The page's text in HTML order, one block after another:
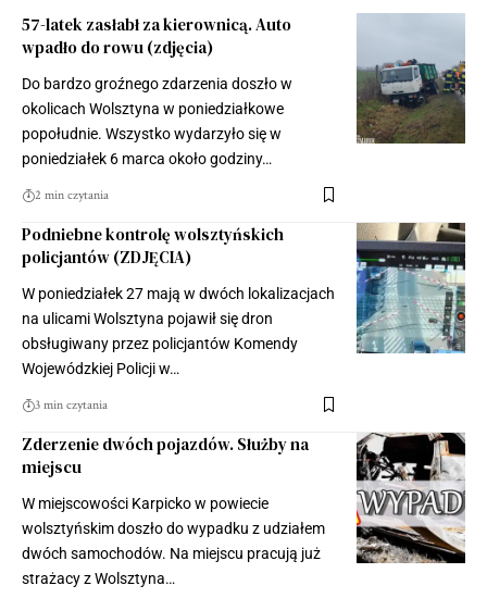
57-latek zasłabł za kierownicą. Auto
wpadło do rowu (zdjęcia)
Do bardzo groźnego zdarzenia doszło w
okolicach Wolsztyna w poniedziałkowe
popołudnie. Wszystko wydarzyło się w
poniedziałek 6 marca około godziny…
2 min czytania
Podniebne kontrolę wolsztyńskich
policjantów (ZDJĘCIA)
W poniedziałek 27 mają w dwóch lokalizacjach
na ulicami Wolsztyna pojawił się dron
obsługiwany przez policjantów Komendy
Wojewódzkiej Policji w…
3 min czytania
Zderzenie dwóch pojazdów. Służby na
miejscu
W miejscowości Karpicko w powiecie
wolsztyńskim doszło do wypadku z udziałem
dwóch samochodów. Na miejscu pracują już
strażacy z Wolsztyna…